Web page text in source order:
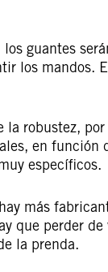
guantes
los mandos.
robustez,
en función
específicos.
más
que perder
la prenda.